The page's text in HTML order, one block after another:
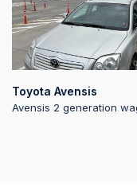
Toyota Avensis
Avensis 2 generation